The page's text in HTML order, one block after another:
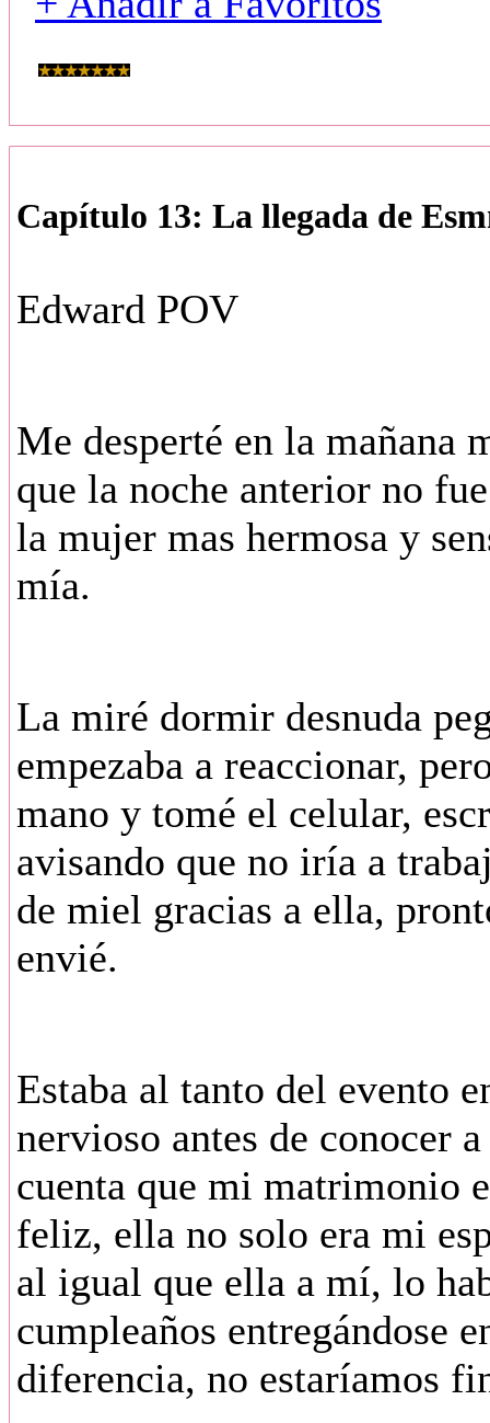
Capítulo 13: La llegada de
Edward POV
Me desperté en la mañana
que la noche anterior no
la mujer mas hermosa y
mía.
La miré dormir desnuda
empezaba a reaccionar,
mano y tomé el celular,
avisando que no iría a
de miel gracias a ella,
envié.
Estaba al tanto del evento
nervioso antes de conocer
cuenta que mi matrimonio
feliz, ella no solo era mi
al igual que ella a mí, lo
cumpleaños entregándose
diferencia, no estaríamos